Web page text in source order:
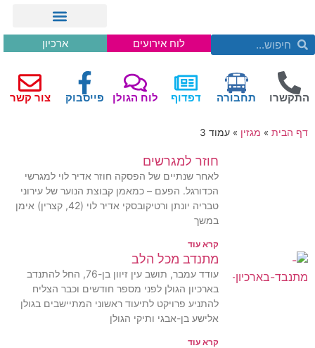
לוח אירועים ארכיון
התקשרו תחבורה דפדוף לוח הגולן פייסבוק צור קשר
דף הבית » מגזין » עמוד 3
חוזר למגרשים
לאחר שנתיים של הפסקה חוזר אדיר לוי למגרשי
הכדורגל. הפעם – כמאמן קבוצת הנוער של עירוני
טבריה יונתן ורטיקובסקי אדיר לוי (42, קצרין) אימן
במשך
קרא עוד
מתנדב מכל הלב
עודד עמבר, תושב עין זיוון בן-76, החל להתנדב
בארכיון הגולן לפני מספר חודשים וכבר הצליח
להתניע פרויקט לתיעוד ראשוני המתיישבים בגולן
אלישע בן-אבגי ותיקי הגולן
קרא עוד